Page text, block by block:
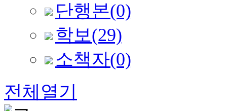
단행본(0)
학보(29)
소책자(0)
전체열기